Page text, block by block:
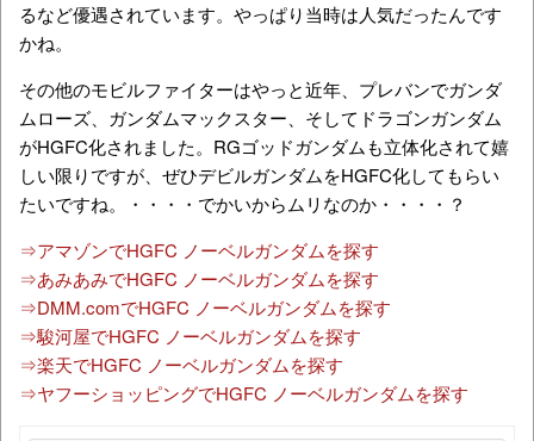
るなど優遇されています。やっぱり当時は人気だったんです
かね。
その他のモビルファイターはやっと近年、プレバンでガンダ
ムローズ、ガンダムマックスター、そしてドラゴンガンダム
がHGFC化されました。RGゴッドガンダムも立体化されて嬉
しい限りですが、ぜひデビルガンダムをHGFC化してもらい
たいですね。・・・・でかいからムリなのか・・・・？
⇒アマゾンでHGFC ノーベルガンダムを探す
⇒あみあみでHGFC ノーベルガンダムを探す
⇒DMM.comでHGFC ノーベルガンダムを探す
⇒駿河屋でHGFC ノーベルガンダムを探す
⇒楽天でHGFC ノーベルガンダムを探す
⇒ヤフーショッピングでHGFC ノーベルガンダムを探す